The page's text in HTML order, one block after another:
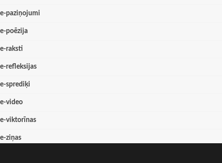
e-paziņojumi
e-poēzija
e-raksti
e-refleksijas
e-sprediķi
e-video
e-viktorīnas
e-ziņas